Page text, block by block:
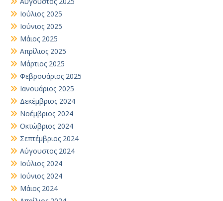
Ιούλιος 2025
Ιούνιος 2025
Μάιος 2025
Απρίλιος 2025
Μάρτιος 2025
Φεβρουάριος 2025
Ιανουάριος 2025
Δεκέμβριος 2024
Νοέμβριος 2024
Οκτώβριος 2024
Σεπτέμβριος 2024
Αύγουστος 2024
Ιούλιος 2024
Ιούνιος 2024
Μάιος 2024